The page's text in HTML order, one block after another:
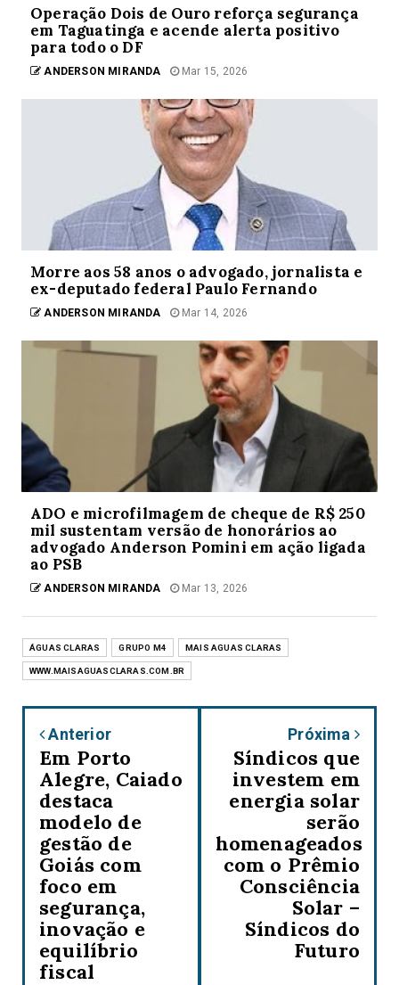
Operação Dois de Ouro reforça segurança
em Taguatinga e acende alerta positivo
para todo o DF
ANDERSON MIRANDA Mar 15, 2026
Morre aos 58 anos o advogado, jornalista e
ex-deputado federal Paulo Fernando
ANDERSON MIRANDA Mar 14, 2026
ADO e microfilmagem de cheque de R$ 250
mil sustentam versão de honorários ao
advogado Anderson Pomini em ação ligada
ao PSB
ANDERSON MIRANDA Mar 13, 2026
ÁGUAS CLARAS GRUPO M4 MAIS AGUAS CLARAS
WWW.MAISAGUASCLARAS.COM.BR
Anterior
Em Porto
Alegre, Caiado
destaca
modelo de
gestão de
Goiás com
foco em
segurança,
inovação e
equilíbrio
fiscal
Próxima
Síndicos que
investem em
energia solar
serão
homenageados
com o Prêmio
Consciência
Solar –
Síndicos do
Futuro